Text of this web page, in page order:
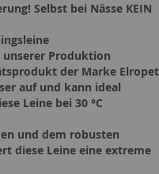
Selbst bei Nässe KEIN
Produktion
der Marke Elropet
auf und kann ideal
Leine bei 30 °C
und dem robusten
diese Leine eine extreme